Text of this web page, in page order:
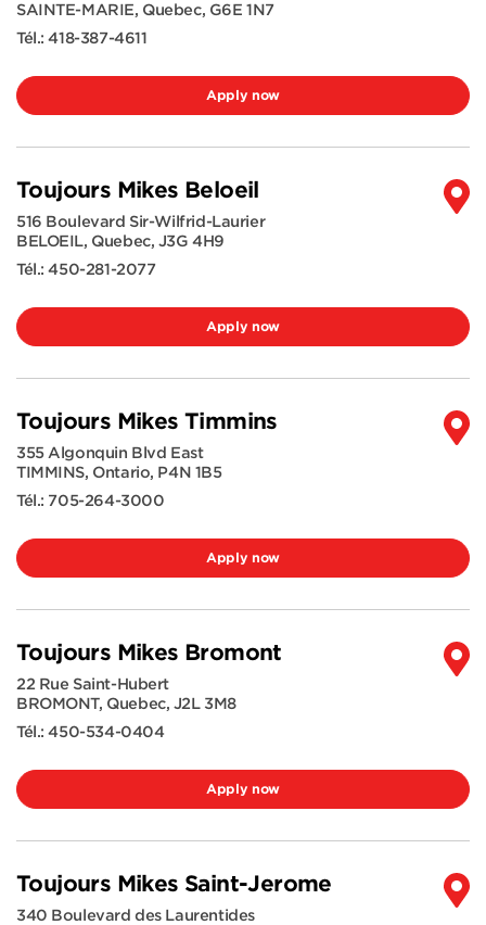
SAINTE-MARIE, Quebec, G6E 1N7
Tél.:418-387-4611
Apply now
Toujours Mikes Beloeil
516 Boulevard Sir-Wilfrid-Laurier
BELOEIL, Quebec, J3G 4H9
Tél.:450-281-2077
Apply now
Toujours Mikes Timmins
355 Algonquin Blvd East
TIMMINS, Ontario, P4N 1B5
Tél.: 705-264-3000
Apply now
Toujours Mikes Bromont
22 Rue Saint-Hubert
BROMONT, Quebec, J2L 3M8
Tél.:450-534-0404
Apply now
Toujours Mikes Saint-Jerome
340 Boulevard des Laurentides